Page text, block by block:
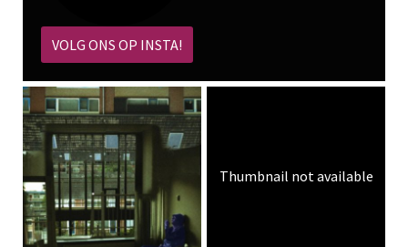
VOLG ONS OP INSTA!
Thumbnail not available